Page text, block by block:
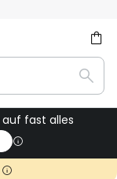
auf fast alles